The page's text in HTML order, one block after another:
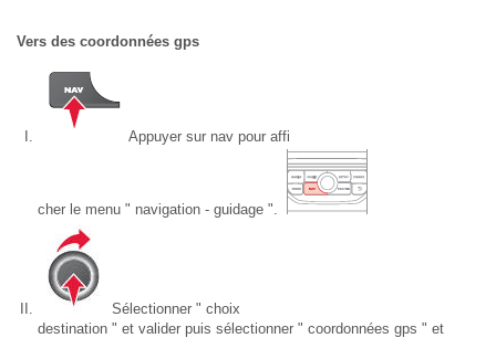
Vers des coordonnées gps
Appuyer sur nav pour affi
cher le menu " navigation - guidage ".
Sélectionner " choix
destination " et valider puis sélectionner " coordonnées gps " et